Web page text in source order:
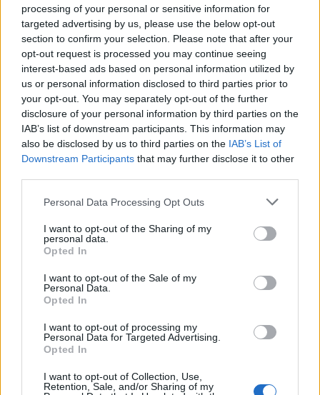
processing of your personal or sensitive information for
targeted advertising by us, please use the below opt-out
section to confirm your selection. Please note that after your
opt-out request is processed you may continue seeing
interest-based ads based on personal information utilized by
us or personal information disclosed to third parties prior to
your opt-out. You may separately opt-out of the further
disclosure of your personal information by third parties on the
IAB’s list of downstream participants. This information may
also be disclosed by us to third parties on the IAB’s List of
Downstream Participants that may further disclose it to other
Please note that this website/app uses one or more Google
not limited to your visit or usage behaviour. You may click to
grant or deny consent to Google and its third-party tags to
use your data for below specified purposes in below Google
consent section.
Personal Data Processing Opt Outs
I want to opt-out of the Sharing of my
personal data.
Opted In
I want to opt-out of the Sale of my
Personal Data.
Opted In
I want to opt-out of processing my
Personal Data for Targeted Advertising.
Opted In
I want to opt-out of Collection, Use,
Retention, Sale, and/or Sharing of my
ΑΣΕΠ: Εξ αποστάσεως η πιο Εύκολη
Πιστοποίηση Υπολογιστών σε 2
μέρες
ειδήσεις.
Βάλε το proson.gr στα αποτελέσματα
αναζήτησης της Google
Δημοφιλείς Ειδήσεις